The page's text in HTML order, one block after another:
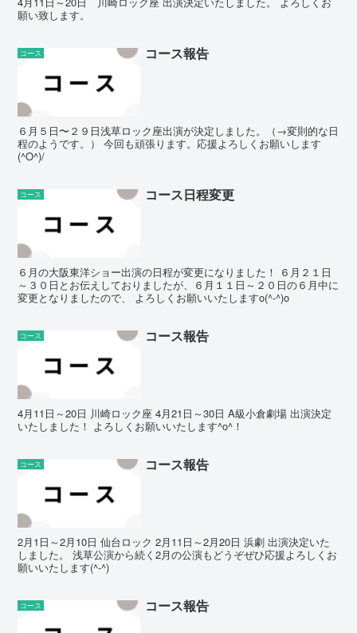
願い致します。
コース コース報告
６月５日〜２９日浅草ロック座出演が決定しました。（→変則的な日
程のようです。） 今回も頑張ります。応援よろしくお願いします
(^O^)/
コース コース日程変更
６月の大阪東洋ショー出演の日程が変更になりました！ ６月２１日
～３０日とお伝えしておりましたが、６月１１日～２０日の６月中に
変更となりましたので、 よろしくお願いいたしますo(^-^)o
コース コース報告
4月11日～20日 川崎ロック座 4月21日～30日 A級小倉劇場 出演決定
いたしました！ よろしくお願いいたします^o^！
コース コース報告
2月1日～2月10日 仙台ロック 2月11日～2月20日 浜劇 出演決定いた
しました。 浅草公演から続く2月の公演もどうぞぜひ応援よろしくお
願いいたします(^-^)
コース コース報告